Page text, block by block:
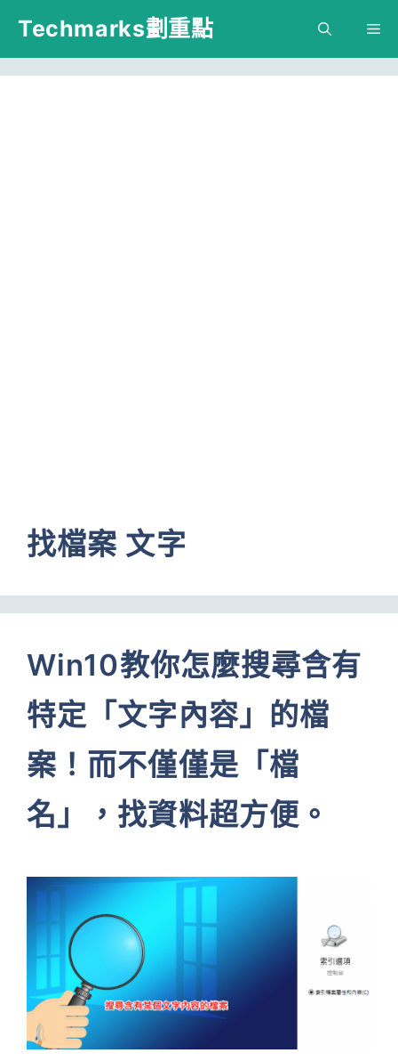
跳
主
Techmarks劃重點
找檔案 文字
Win10教你怎麼搜尋含有
特定「文字內容」的檔
案！而不僅僅是「檔
名」，找資料超方便。